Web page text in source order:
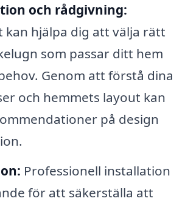
och rådgivning:
kan hjälpa dig att välja rätt
som passar ditt hem
Genom att förstå dina
och hemmets layout kan
på design
Professionell installation
för att säkerställa att